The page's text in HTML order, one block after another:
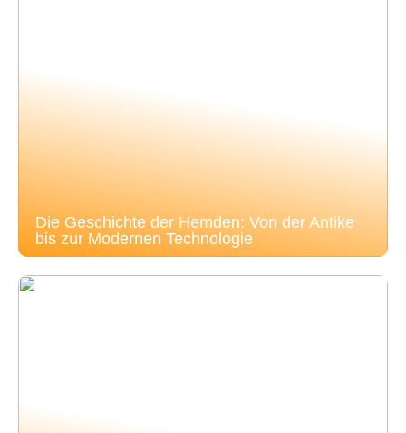
Die Geschichte der Hemden: Von der Antike
bis zur Modernen Technologie